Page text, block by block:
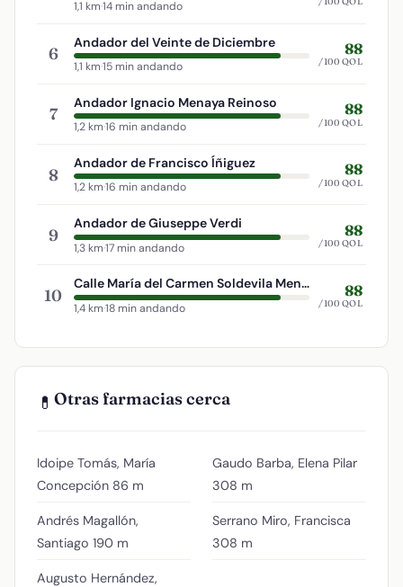
1,1 km·14 min andando
6
Andador del Veinte de Diciembre
1,1 km·15 min andando
88
/100 QOL
7
Andador Ignacio Menaya Reinoso
1,2 km·16 min andando
88
/100 QOL
8
Andador de Francisco Íñiguez
1,2 km·16 min andando
88
/100 QOL
9
Andador de Giuseppe Verdi
1,3 km·17 min andando
88
/100 QOL
10
Calle María del Carmen Soldevila Menéndez
1,4 km·18 min andando
88
/100 QOL
💊 Otras farmacias cerca
Idoipe Tomás, María
Concepción 86 m
Andrés Magallón,
Santiago 190 m
Augusto Hernández,
Gaudo Barba, Elena Pilar
308 m
Serrano Miro, Francisca
308 m